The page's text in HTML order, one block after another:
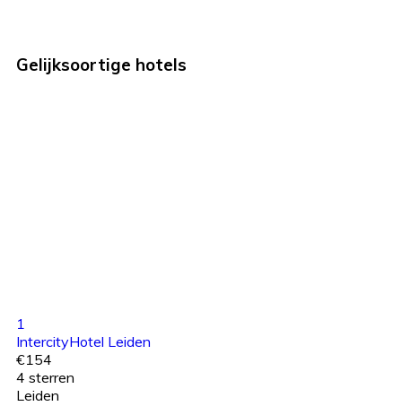
Gelijksoortige hotels
1
IntercityHotel Leiden
€154
4 sterren
Leiden